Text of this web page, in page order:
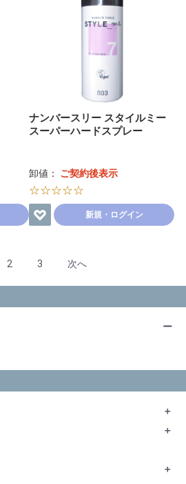
ー
＋
＋
＋
ナンバースリー スタイルミー
スーパーハードスプレー
卸値： ご契約後表示
☆☆☆☆☆
新規・ログイン
2 3 次へ